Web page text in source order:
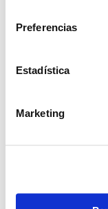
Preferencias
Estadística
Marketing